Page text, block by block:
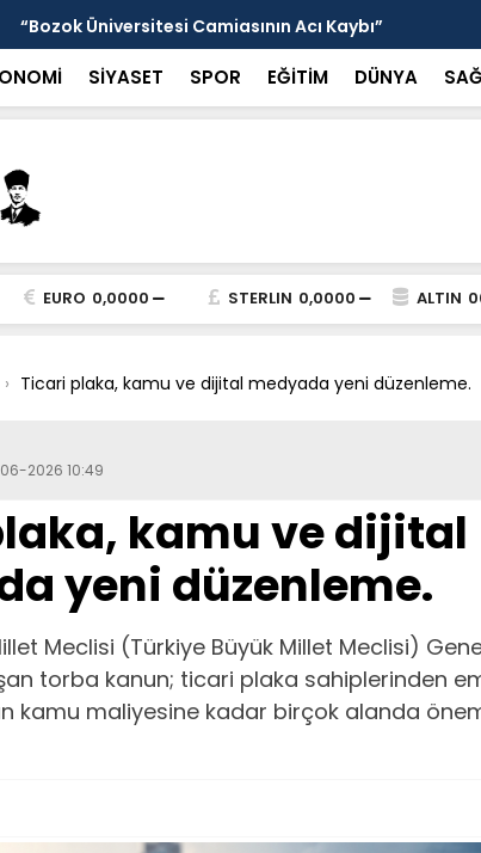
“Bozok Üniversitesi Camiasının Acı Kaybı”
SİYASET SPOR EĞİTİM DÜNYA
EURO 0,0000 STERLIN 0,0000 ALTIN
Ticari plaka, kamu ve dijital medyada yeni düzenleme.
2026 10:49
kamu ve dijital
yeni düzenleme.
Meclisi (Türkiye Büyük Millet Meclisi)
torba kanun; ticari plaka sahiplerinden
kamu maliyesine kadar birçok alanda